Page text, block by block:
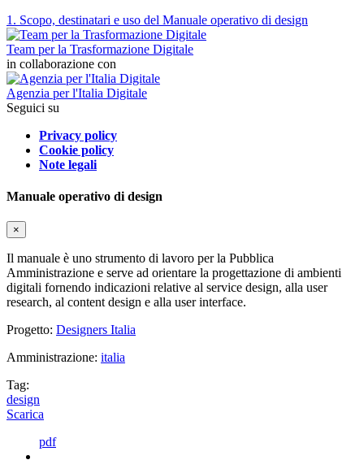
1. Scopo, destinatari e uso del Manuale operativo di design
Team per la Trasformazione Digitale
in collaborazione con
Agenzia per l'Italia Digitale
Seguici su
Privacy policy
Cookie policy
Note legali
Manuale operativo di design
×
Il manuale è uno strumento di lavoro per la Pubblica
Amministrazione e serve ad orientare la progettazione di ambienti
digitali fornendo indicazioni relative al service design, alla user
research, al content design e alla user interface.
Progetto: Designers Italia
Amministrazione: italia
Tag:
design
Scarica
pdf